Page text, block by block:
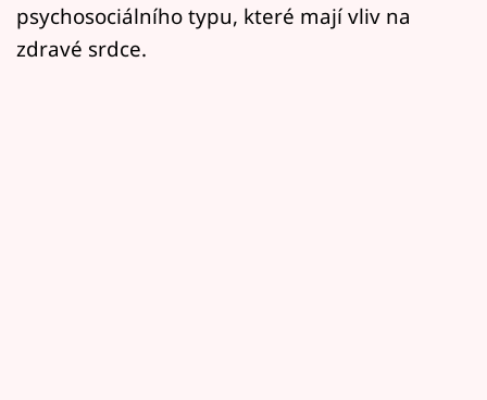
Sledujte nás
psychosociálního typu, které mají vliv na
zdravé srdce.